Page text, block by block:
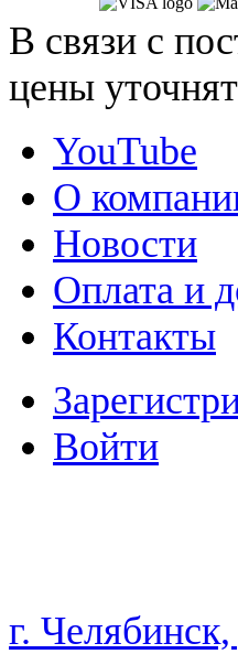
В связи с
цены
YouTube
О
Новости
Оплата и
Контакты
Войти
НАМ
г.